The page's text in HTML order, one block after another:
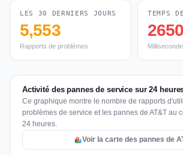
LES 30 DERNIERS JOURS
5,553
Rapports de problèmes
TEMPS
Activité des pannes de service sur 24
Ce graphique montre le nombre de rapports
problèmes de service et les pannes de AT&T au
24 heures.
Voir la carte des pannes de